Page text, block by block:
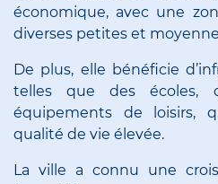
économique, avec une
diverses petites et
De plus, elle bénéficie
telles que des écoles,
équipements de loisirs,
qualité de vie élevée.
La ville a connu une